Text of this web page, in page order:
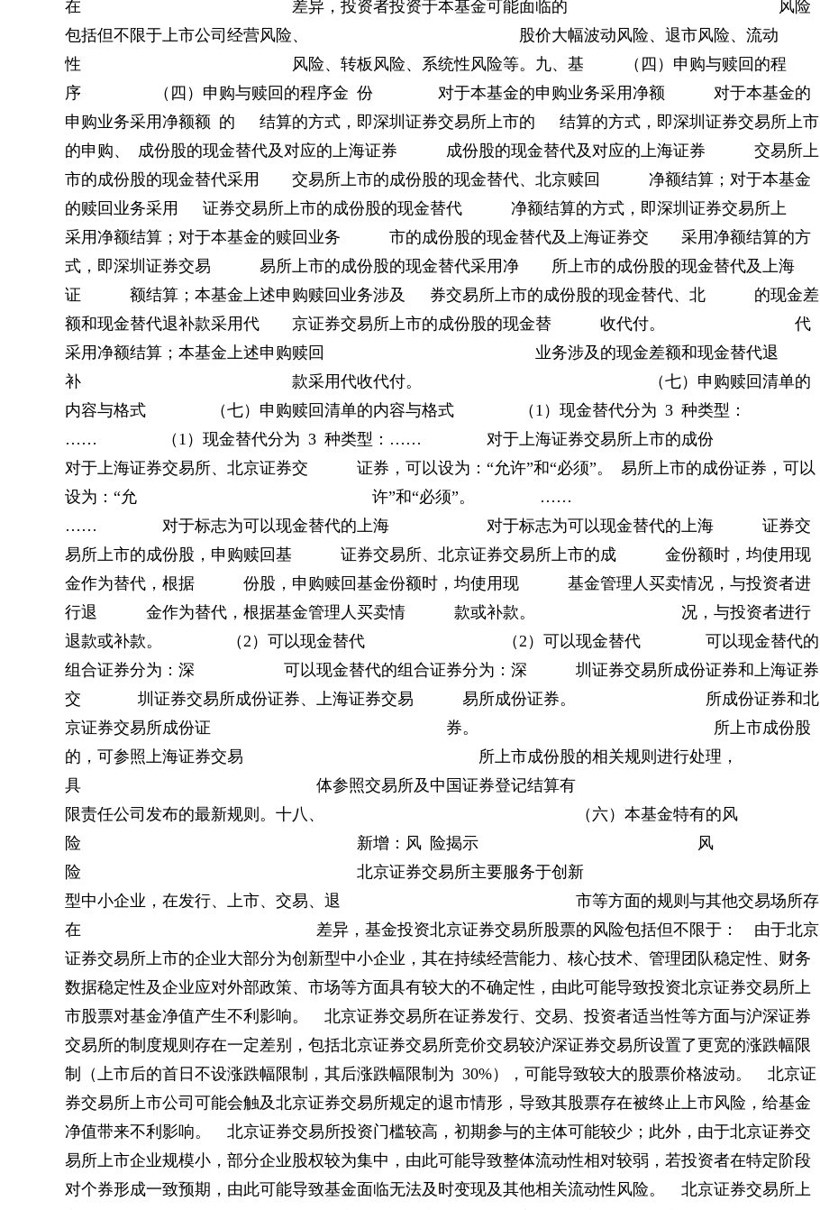
在 差异，投资者投资于本基金可能面临的 风险
包括但不限于上市公司经营风险、 股价大幅波动风险、退市风险、流动
性 风险、转板风险、系统性风险等。九、基 （四）申购与赎回的程
序 （四）申购与赎回的程序金 份 对于本基金的申购业务采用净额 对于本基金的
申购业务采用净额额 的 结算的方式，即深圳证券交易所上市的 结算的方式，即深圳证券交易所上市
的申购、 成份股的现金替代及对应的上海证券 成份股的现金替代及对应的上海证券 交易所上
市的成份股的现金替代采用 交易所上市的成份股的现金替代、北京赎回 净额结算；对于本基金
的赎回业务采用 证券交易所上市的成份股的现金替代 净额结算的方式，即深圳证券交易所上
采用净额结算；对于本基金的赎回业务 市的成份股的现金替代及上海证券交 采用净额结算的方
式，即深圳证券交易 易所上市的成份股的现金替代采用净 所上市的成份股的现金替代及上海
证 额结算；本基金上述申购赎回业务涉及 券交易所上市的成份股的现金替代、北 的现金差
额和现金替代退补款采用代 京证券交易所上市的成份股的现金替 收代付。 代
采用净额结算；本基金上述申购赎回 业务涉及的现金差额和现金替代退
补 款采用代收代付。 （七）申购赎回清单的
内容与格式 （七）申购赎回清单的内容与格式 （1）现金替代分为 3 种类型：
…… （1）现金替代分为 3 种类型：…… 对于上海证券交易所上市的成份
对于上海证券交易所、北京证券交 证券，可以设为：“允许”和“必须”。 易所上市的成份证券，可以
设为：“允 许”和“必须”。 ……
…… 对于标志为可以现金替代的上海 对于标志为可以现金替代的上海 证券交
易所上市的成份股，申购赎回基 证券交易所、北京证券交易所上市的成 金份额时，均使用现
金作为替代，根据 份股，申购赎回基金份额时，均使用现 基金管理人买卖情况，与投资者进
行退 金作为替代，根据基金管理人买卖情 款或补款。 况，与投资者进行
退款或补款。 （2）可以现金替代 （2）可以现金替代 可以现金替代的
组合证券分为：深 可以现金替代的组合证券分为：深 圳证券交易所成份证券和上海证券
交 圳证券交易所成份证券、上海证券交易 易所成份证券。 所成份证券和北
京证券交易所成份证 券。 所上市成份股
的，可参照上海证券交易 所上市成份股的相关规则进行处理，
具 体参照交易所及中国证券登记结算有
限责任公司发布的最新规则。十八、 （六）本基金特有的风
险 新增：风 险揭示 风
险 北京证券交易所主要服务于创新
型中小企业，在发行、上市、交易、退 市等方面的规则与其他交易场所存
在 差异，基金投资北京证券交易所股票的风险包括但不限于： 由于北京
证券交易所上市的企业大部分为创新型中小企业，其在持续经营能力、核心技术、管理团队稳定性、财务
数据稳定性及企业应对外部政策、市场等方面具有较大的不确定性，由此可能导致投资北京证券交易所上
市股票对基金净值产生不利影响。 北京证券交易所在证券发行、交易、投资者适当性等方面与沪深证券
交易所的制度规则存在一定差别，包括北京证券交易所竞价交易较沪深证券交易所设置了更宽的涨跌幅限
制（上市后的首日不设涨跌幅限制，其后涨跌幅限制为 30%），可能导致较大的股票价格波动。 北京证
券交易所上市公司可能会触及北京证券交易所规定的退市情形，导致其股票存在被终止上市风险，给基金
净值带来不利影响。 北京证券交易所投资门槛较高，初期参与的主体可能较少；此外，由于北京证券交
易所上市企业规模小，部分企业股权较为集中，由此可能导致整体流动性相对较弱，若投资者在特定阶段
对个券形成一致预期，由此可能导致基金面临无法及时变现及其他相关流动性风险。 北京证券交易所上